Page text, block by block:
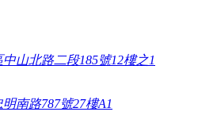
山北路二段185號12樓之1
南路787號27樓A1